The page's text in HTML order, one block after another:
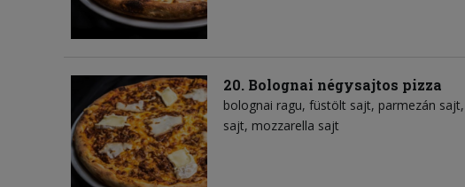
20. Bolognai négysajtos pizza
bolognai ragu füstölt sajt parmezán sajt
sajt mozzarella sajt